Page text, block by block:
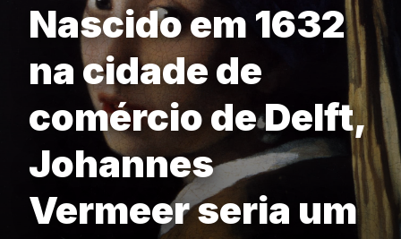
Nascido em 1632
na cidade de
comércio de Delft,
Johannes
Vermeer seria um